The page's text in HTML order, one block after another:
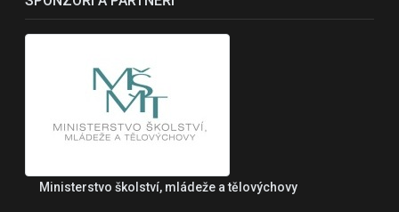
Ministerstvo školství, mládeže a tělovýchovy